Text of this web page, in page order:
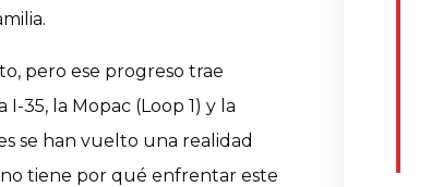
pero ese progreso trae
35, la Mopac (Loop 1) y la
se han vuelto una realidad
tiene por qué enfrentar este